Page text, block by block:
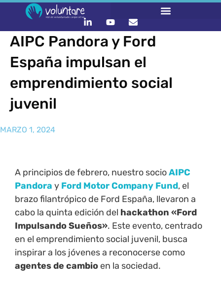
AIPC Pandora y Ford
España impulsan el
emprendimiento social
juvenil
MARZO 1, 2024
A principios de febrero, nuestro socioAIPC
Pandora y Ford Motor Company Fund, el
brazo filantrópico de Ford España, llevaron a
cabo la quinta edición del hackathon «Ford
Impulsando Sueños». Este evento, centrado
en el emprendimiento social juvenil, busca
inspirar a los jóvenes a reconocerse como
agentes de cambio en la sociedad.